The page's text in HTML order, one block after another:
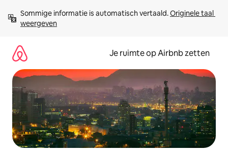
direct
naar
Sommige informatie is automatisch vertaald. Originele taal
weergeven
Je ruimte op Airbnb zetten